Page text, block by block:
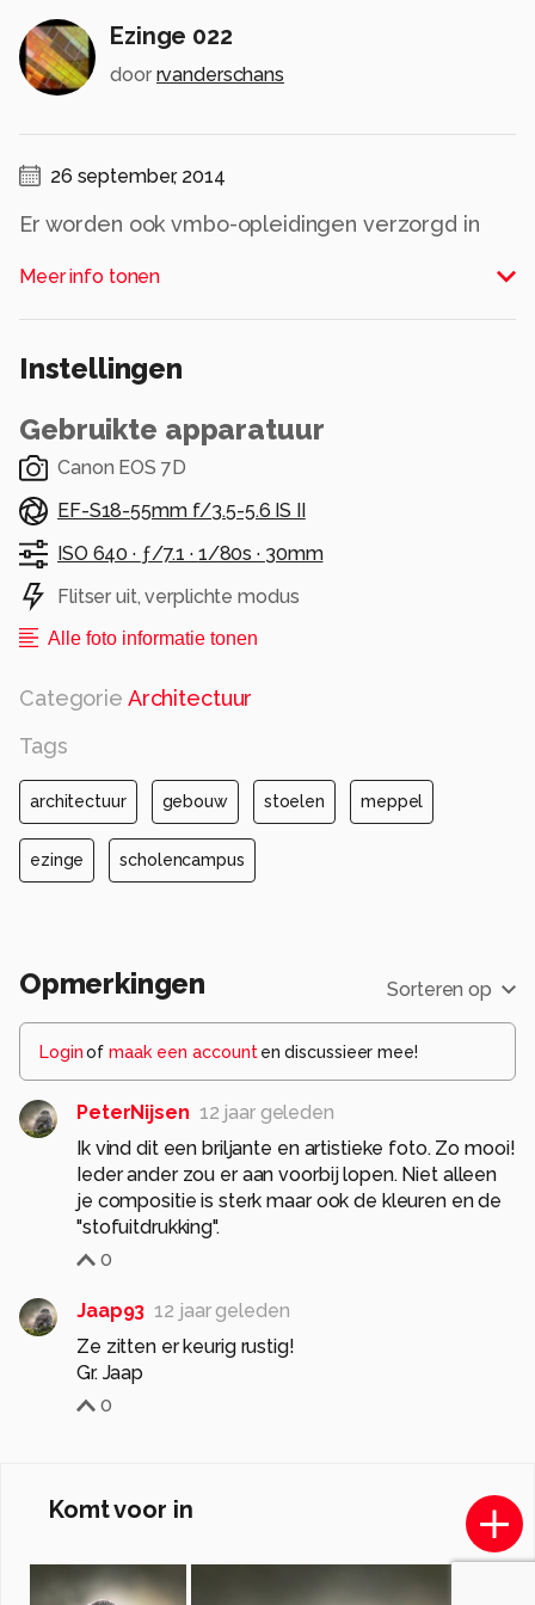
Ezinge 022
door rvanderschans
26 september, 2014
Er worden ook vmbo-opleidingen verzorgd in
behandelstoelen klaar voor
schoonheidsspecialisme e.d. Het zijn soms net
Alle rechten voorbehouden
Meer info tonen
Instellingen
Gebruikte apparatuur
Canon EOS 7D
EF-S18-55mm f/3.5-5.6 IS II
ISO 640 · ƒ/7.1 · 1/80s · 30mm
Flitser uit, verplichte modus
Alle foto informatie tonen
Categorie Architectuur
Tags
architectuur gebouw stoelen meppel
ezinge scholencampus
Opmerkingen Sorteren op
Loginof maak een account en discussieer mee!
PeterNijsen 12 jaar geleden
Ik vind dit een briljante en artistieke foto. Zo mooi!
Ieder ander zou er aan voorbij lopen. Niet alleen
je compositie is sterk maar ook de kleuren en de
"stofuitdrukking".
0
Jaap93 12 jaar geleden
Ze zitten er keurig rustig!
Gr. Jaap
0
Komt voor in